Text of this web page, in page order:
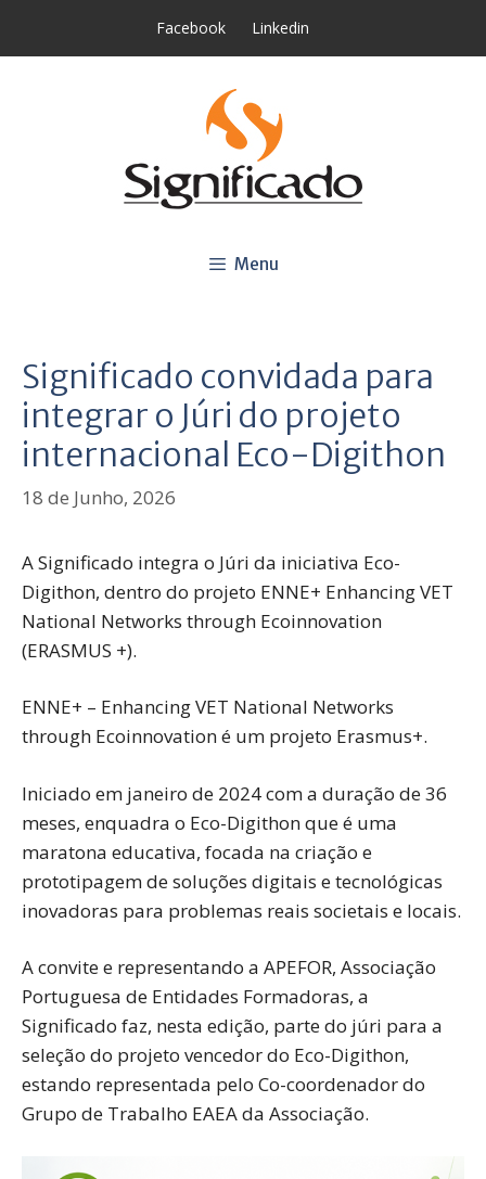
Facebook Linkedin
Menu
Significado convidada para
integrar o Júri do projeto
internacional Eco-Digithon
18 de Junho, 2026
A Significado integra o Júri da iniciativa Eco-
Digithon, dentro do projeto ENNE+ Enhancing VET
National Networks through Ecoinnovation
(ERASMUS +).
ENNE+ – Enhancing VET National Networks
through Ecoinnovation é um projeto Erasmus+.
Iniciado em janeiro de 2024 com a duração de 36
meses, enquadra o Eco-Digithon que é uma
maratona educativa, focada na criação e
prototipagem de soluções digitais e tecnológicas
inovadoras para problemas reais societais e locais.
A convite e representando a APEFOR, Associação
Portuguesa de Entidades Formadoras, a
Significado faz, nesta edição, parte do júri para a
seleção do projeto vencedor do Eco-Digithon,
estando representada pelo Co-coordenador do
Grupo de Trabalho EAEA da Associação.